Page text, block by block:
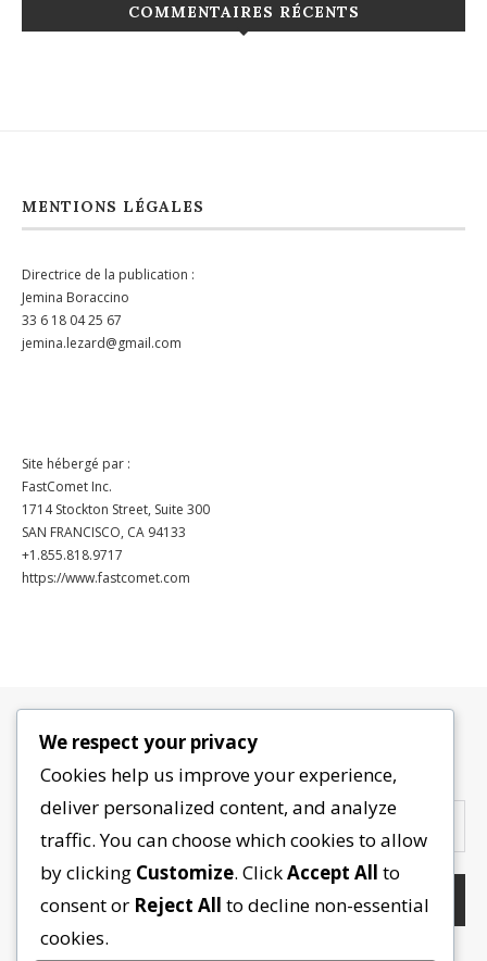
COMMENTAIRES RÉCENTS
MENTIONS LÉGALES
Directrice de la publication :
Jemina Boraccino
33 6 18 04 25 67
jemina.lezard@gmail.com
Site hébergé par :
FastComet Inc.
1714 Stockton Street, Suite 300
SAN FRANCISCO, CA 94133
+1.855.818.9717
https://www.fastcomet.com
Contactez-nous
We respect your privacy
Cookies help us improve your experience,
deliver personalized content, and analyze
traffic. You can choose which cookies to allow
by clicking Customize. ClickAccept All to
consent or Reject All to decline non-essential
cookies.